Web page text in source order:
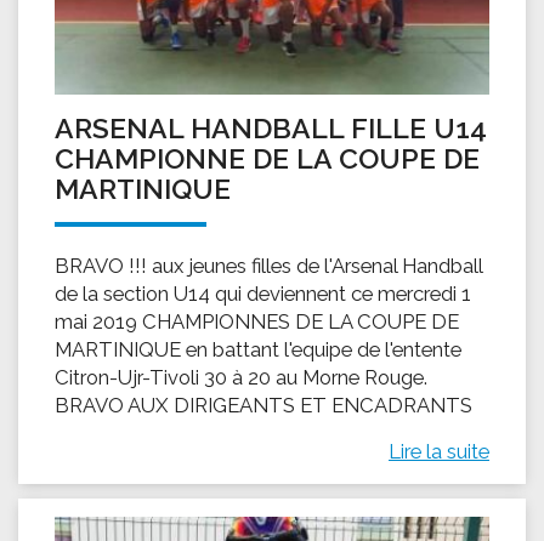
ARSENAL HANDBALL FILLE U14
CHAMPIONNE DE LA COUPE DE
MARTINIQUE
BRAVO !!! aux jeunes filles de l'Arsenal Handball
de la section U14 qui deviennent ce mercredi 1
mai 2019 CHAMPIONNES DE LA COUPE DE
MARTINIQUE en battant l'equipe de l'entente
Citron-Ujr-Tivoli 30 à 20 au Morne Rouge.
BRAVO AUX DIRIGEANTS ET ENCADRANTS
Lire la suite